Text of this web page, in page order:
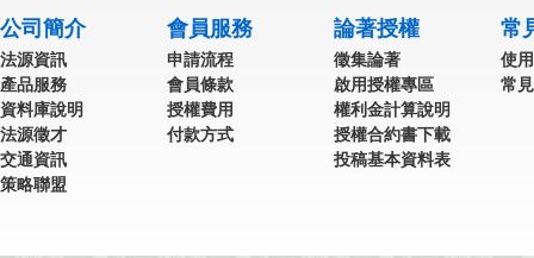
公司簡介
法源資訊
產品服務
資料庫說明
法源徵才
交通資訊
策略聯盟
會員服務
申請流程
會員條款
授權費用
付款方式
論著授權
徵集論著
啟用授權專區
權利金計算說明
授權合約書下載
投稿基本資料表
常
使
常